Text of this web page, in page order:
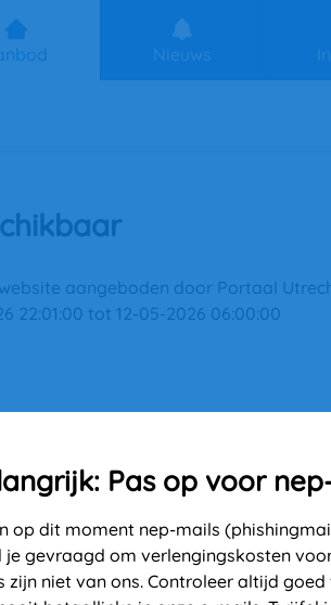
Nieuws
aangeboden door Portaal
22:01:00 tot 12-05-2026 06:00:00
Pas op voor
op dit moment nep-mails
je gevraagd om verlengingskosten
zijn niet van ons. Controleer altijd